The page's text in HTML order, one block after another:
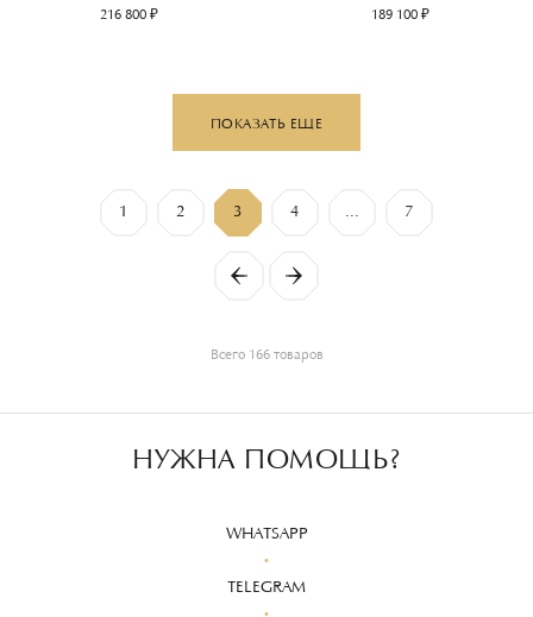
216 800 ₽
189 100 ₽
ПОКАЗАТЬ ЕЩЕ
1 2 3 4 ... 7
Всего 166 товаров
НУЖНА ПОМОЩЬ?
WHATSAPP
TELEGRAM